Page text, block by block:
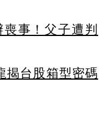
事！父子遭判
揭台股箱型密碼